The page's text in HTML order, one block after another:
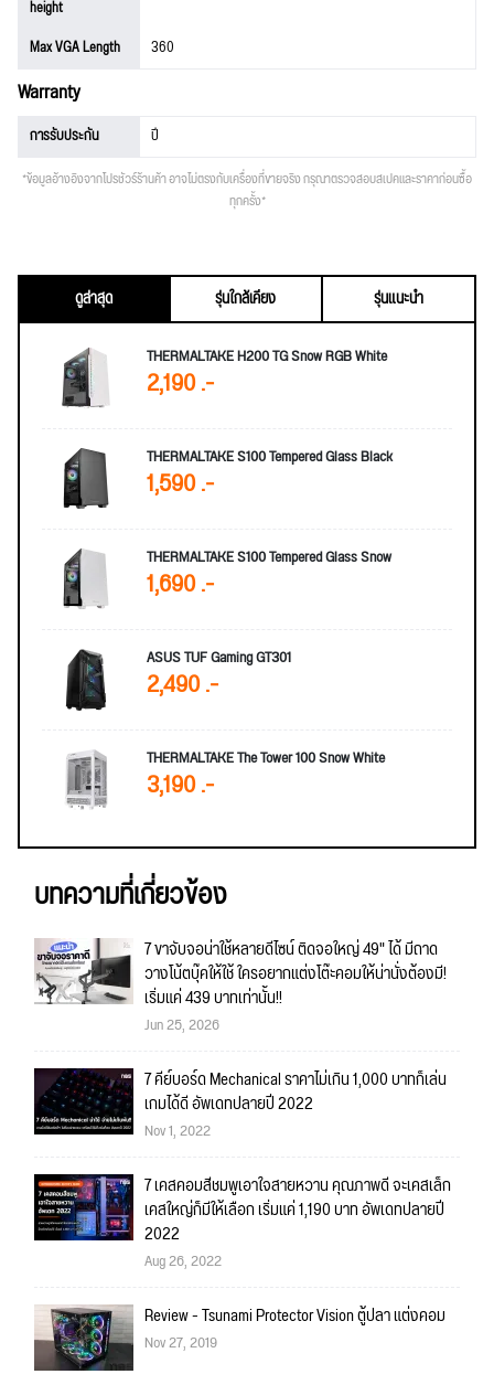
height
Max VGA Length 360
Warranty
การรับประกัน ปี
*ข้อมูลอ้างอิงจากโปรชัวร์ร้านค้า อาจไม่ตรงกับเครื่องที่ขายจริง กรุณาตรวจสอบสเปคและราคาก่อนซื้อ
ทุกครั้ง*
ดูล่าสุด รุ่นใกล้เคียง
รุ่นแนะนำ
THERMALTAKE H200 TG Snow RGB White
2,190 .-
THERMALTAKE S100 Tempered Glass Black
1,590 .-
THERMALTAKE S100 Tempered Glass Snow
1,690 .-
ASUS TUF Gaming GT301
2,490 .-
THERMALTAKE The Tower 100 Snow White
3,190 .-
บทความที่เกี่ยวข้อง
7 ขาจับจอน่าใช้หลายดีไซน์ ติดจอใหญ่ 49" ได้ มีถาด
วางโน้ตบุ๊คให้ใช้ ใครอยากแต่งโต๊ะคอมให้น่านั่งต้องมี!
เริ่มแค่ 439 บาทเท่านั้น!!
Jun 25, 2026
7 คีย์บอร์ด Mechanical ราคาไม่เกิน 1,000 บาทก็เล่น
เกมได้ดี อัพเดทปลายปี 2022
Nov 1, 2022
7 เคสคอมสีชมพูเอาใจสายหวาน คุณภาพดี จะเคสเล็ก
เคสใหญ่ก็มีให้เลือก เริ่มแค่ 1,190 บาท อัพเดทปลายปี
2022
Aug 26, 2022
Review - Tsunami Protector Vision ตู้ปลา แต่งคอม
Nov 27, 2019